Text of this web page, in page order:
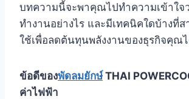
บทความนี้จะพาคุณไปทำความเข้าใจ
ทำงานอย่างไร และมีเทคนิคใดบ้างที่
ใช้เพื่อลดต้นทุนพลังงานของธุรกิจคุณ
ข้อดีของพัดลมยักษ์ THAI
ค่าไฟฟ้า